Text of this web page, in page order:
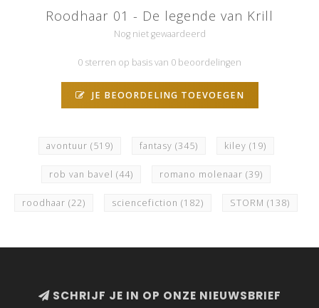
Roodhaar 01 - De legende van Krill
Nog niet gewaardeerd
0 sterren op basis van 0 beoordelingen
JE BEOORDELING TOEVOEGEN
avontuur (519) fantasy (345) kiley (19)
rob van bavel (44) romano molenaar (39)
roodhaar (22) sciencefiction (182) STORM (138)
SCHRIJF JE IN OP ONZE NIEUWSBRIEF